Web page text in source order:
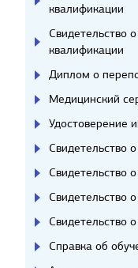
квалификации
Свидетельство
квалификации
Диплом о
Медицинский
Удостоверение
Свидетельство
Свидетельство
Свидетельство
Свидетельство
Справка об